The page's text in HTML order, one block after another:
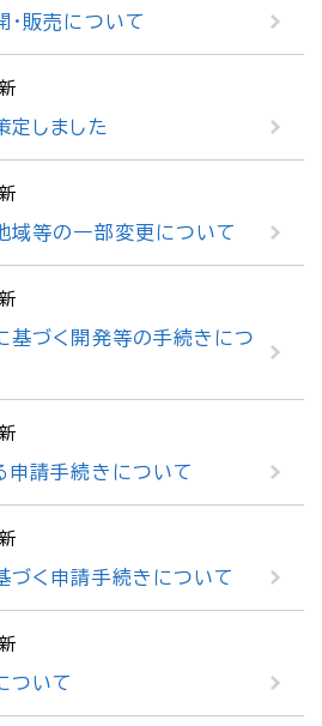
販売について
定しました
域等の一部変更について
基づく開発等の手続きにつ
申請手続きについて
づく申請手続きについて
ついて